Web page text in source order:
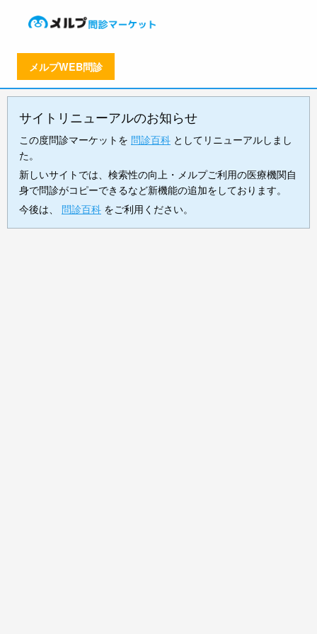
メルプWEB問診
サイトリニューアルのお知らせ
この度問診マーケットを 問診百科 としてリニューアルしまし
た。
新しいサイトでは、検索性の向上・メルプご利用の医療機関自
身で問診がコピーできるなど新機能の追加をしております。
今後は、 問診百科 をご利用ください。